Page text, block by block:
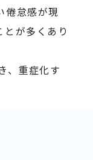
倦怠感が現
が多くあり
、重症化す